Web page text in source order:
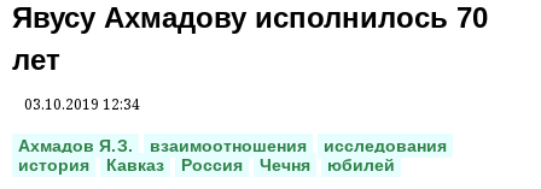
Явусу Ахмадову исполнилось 70
лет
03.10.2019 12:34
Ахмадов Я. З. взаимоотношения
исследования
история
Кавказ Россия Чечня юбилей